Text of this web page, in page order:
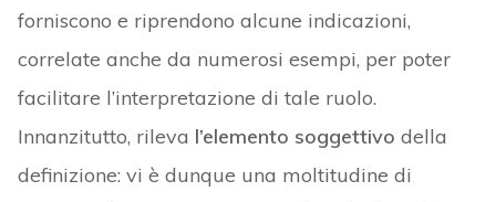
forniscono e riprendono alcune indicazioni,
correlate anche da numerosi esempi, per poter
facilitare l’interpretazione di tale ruolo.
Innanzitutto, rileva l’elemento soggettivo della
definizione: vi è dunque una moltitudine di